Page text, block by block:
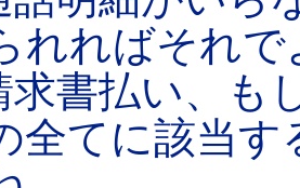
れればそれで
求書払い、も
てに該当す